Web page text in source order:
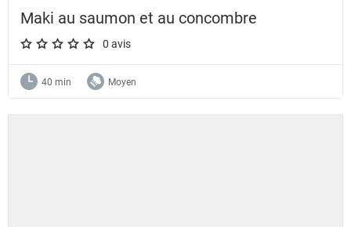
Maki au saumon et au concombre
A star rating of 0 out of 5.
0 avis
40 min Moyen